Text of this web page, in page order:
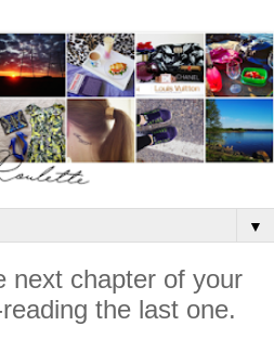
▼
next chapter of your
the last one.